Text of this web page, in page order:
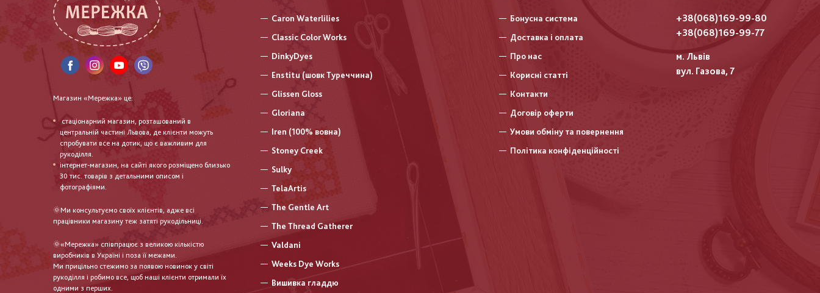
Магазин «Мережка» це:
стаціонарний магазин, розташований в
центральній частині Львова, де клієнти можуть
спробувати все на дотик, що є важливим для
рукоділля.
інтернет-магазин, на сайті якого розміщено близько
30 тис. товарів з детальними описом і
фотографіями.
🌞Ми консультуємо своїх клієнтів, адже всі
працівники магазину теж затяті рукодільниці.
🌞«Мережка» співпрацює з великою кількістю
виробників в Україні і поза її межами.
Ми прицільно стежимо за появою новинок у світі
рукоділля і робимо все, щоб наші клієнти отримали їх
одними з перших.
Caron Waterlilies
Classic Color Works
DinkyDyes
Enstitu (шовк Туреччина)
Glissen Gloss
Gloriana
Iren (100% вовна)
Stoney Creek
Sulky
TelaArtis
The Gentle Art
The Thread Gatherer
Valdani
Weeks Dye Works
Вишивка гладдю
нижнього
колонтитулу
Бонусна система
Доставка і оплата
Про нас
Корисні статті
Контакти
Договір оферти
Умови обміну та повернення
Політика конфіденційності
+38(068)169-99-80
+38(068)169-99-77
м. Львів
вул. Газова, 7